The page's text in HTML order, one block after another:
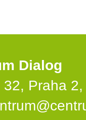
Dialog
32, Praha